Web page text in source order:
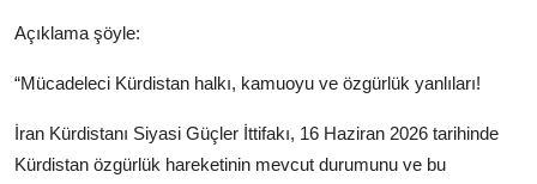
Açıklama şöyle:
“Mücadeleci Kürdistan halkı, kamuoyu ve özgürlük yanlıları!
İran Kürdistanı Siyasi Güçler İttifakı, 16 Haziran 2026 tarihinde
Kürdistan özgürlük hareketinin mevcut durumunu ve bu